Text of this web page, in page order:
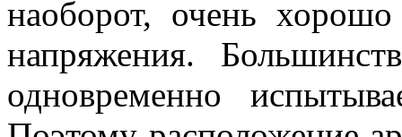
наоборот, очень
напряжения.
одновременно